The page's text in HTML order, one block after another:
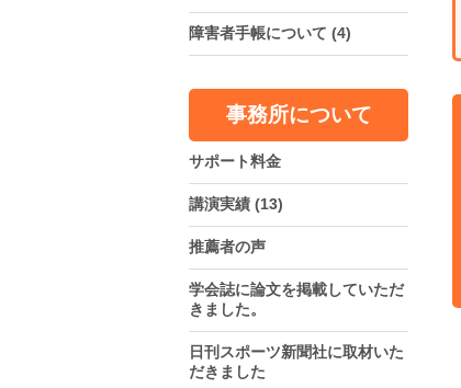
障害者手帳について (4)
事務所について
サポート料金
講演実績 (13)
推薦者の声
学会誌に論文を掲載していただ
きました。
日刊スポーツ新聞社に取材いた
だきました